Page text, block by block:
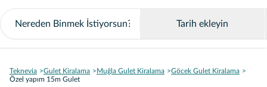
Tarih ekleyin
Teknevia Gulet Kiralama Muğla Gulet Kiralama
Göcek Gulet Kiralama
Özel yapım 15m Gulet